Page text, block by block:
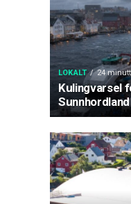
LOKALT 24
Kulingvarsel